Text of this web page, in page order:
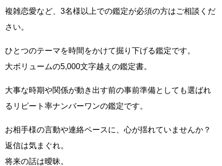
複雑恋愛など、3名様以上での鑑定が必須の方はご相談くだ
さい。
ひとつのテーマを時間をかけて掘り下げる鑑定です。
大ボリュームの5,000文字越えの鑑定書。
大事な時期や関係が動き出す前の事前準備としても選ばれ
るリピート率ナンバーワンの鑑定です。
お相手様の言動や連絡ペースに、心が揺れていませんか？
返信は気まぐれ。
将来の話は曖昧。